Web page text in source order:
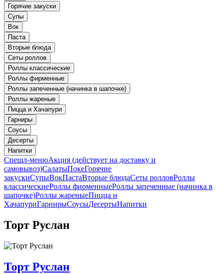
Горячие закуски
Супы
Вок
Паста
Вторые блюда
Сеты роллов
Роллы классические
Роллы фирменные
Роллы запеченные (начинка в шапочке)
Роллы жареные
Пицца и Хачапури
Гарниры
Соусы
Десерты
Напитки
Спешл-менюАкция (действует на доставку и
самовывоз)СалатыПокеГорячие
закускиСупыВокПастаВторые блюдаСеты ролловРоллы
классическиеРоллы фирменныеРоллы запеченные (начинка в
шапочке)Роллы жареныеПицца и
ХачапуриГарнирыСоусыДесертыНапитки
Торт Руслан
Торт Руслан